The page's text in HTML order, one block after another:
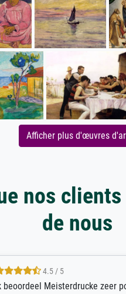
Afficher plus d'œuvres
nos
de nous
4.5 / 5
beoordeel Meisterdrucke zeer